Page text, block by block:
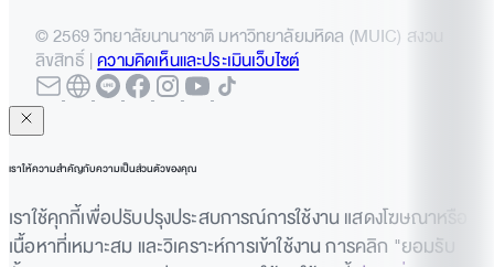
© 2569 วิทยาลัยนานาชาติ มหาวิทยาลัยมหิดล (MUIC) สงวน
ลิขสิทธิ์ |ความคิดเห็นและประเมินเว็บไซต์
เราให้ความสำคัญกับความเป็นส่วนตัวของคุณ
เราใช้คุกกี้เพื่อปรับปรุงประสบการณ์การใช้งาน แสดงโฆษณาหรือ
เนื้อหาที่เหมาะสม และวิเคราะห์การเข้าใช้งาน การคลิก "ยอมรับ